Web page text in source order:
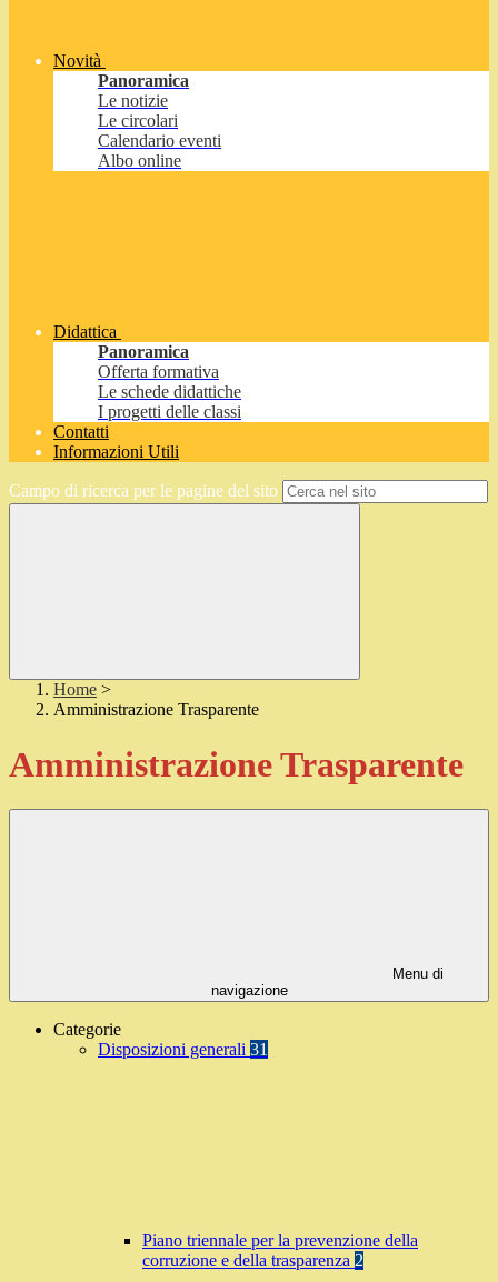
Novità
Panoramica
Le notizie
Le circolari
Calendario eventi
Albo online
Didattica
Panoramica
Offerta formativa
Le schede didattiche
I progetti delle classi
Contatti
Informazioni Utili
Campo di ricerca per le pagine del sito
Home >
Amministrazione Trasparente
Amministrazione Trasparente
Menu di
navigazione
Categorie
Disposizioni generali 31
Piano triennale per la prevenzione della
corruzione e della trasparenza 2